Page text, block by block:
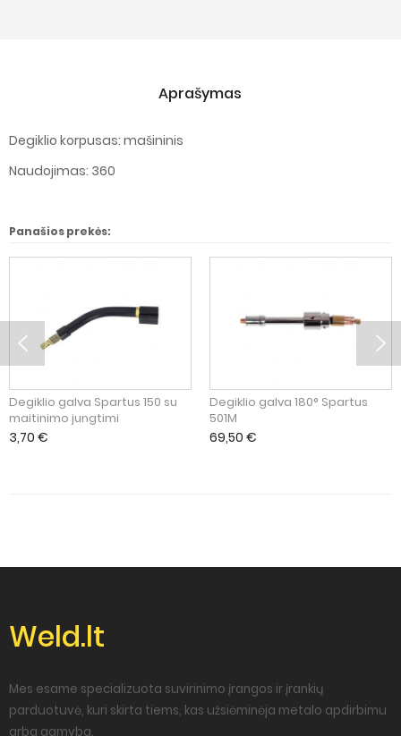
Aprašymas
Degiklio korpusas: mašininis
Naudojimas: 360
Panašios prekės:
Degiklio galva Spartus 150 su
maitinimo jungtimi
3,70 €
Degiklio galva 180° Spartus
501M
69,50 €
Weld.lt
Mes esame specializuota suvirinimo įrangos ir įrankių
parduotuvė, kuri skirta tiems, kas užsiėminėja metalo apdirbimu
arba gamyba.